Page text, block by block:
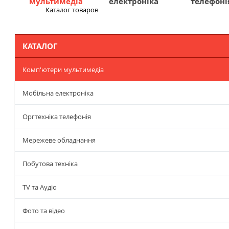
Каталог товаров
КАТАЛОГ
Комп'ютери мультимедіа
Мобільна електроніка
Оргтехніка телефонія
Мережеве обладнання
Побутова техніка
TV та Аудіо
Фото та відео